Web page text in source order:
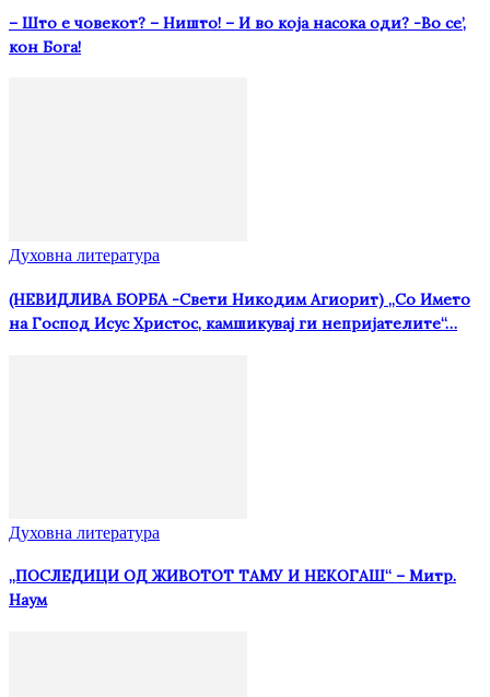
– Што е човекот? – Ништо! – И во која насока оди? -Во се’,
кон Бога!
Духовна литература
(НЕВИДЛИВА БОРБА -Свети Никодим Агиорит) „Со Името
на Господ Исус Христос, камшикувај ги непријателите“…
Духовна литература
„ПОСЛЕДИЦИ ОД ЖИВОТОТ ТАМУ И НЕКОГАШ“ – Митр.
Наум